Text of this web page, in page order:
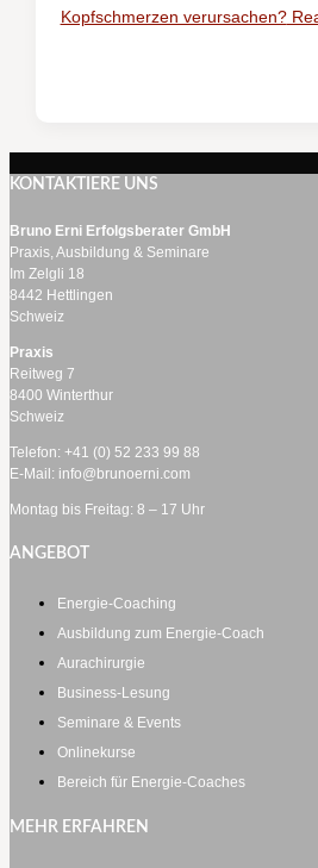
Kopfschmerzen verursachen?
KONTAKTIERE UNS
Bruno Erni Erfolgsberater GmbH
Praxis, Ausbildung & Seminare
Im Zelgli 18
8442 Hettlingen
Schweiz
Praxis
Reitweg 7
8400 Winterthur
Schweiz
Telefon: +41 (0) 52 233 99 88
E-Mail: info@brunoerni.com
Montag bis Freitag: 8 – 17 Uhr
ANGEBOT
Energie-Coaching
Ausbildung zum Energie-Coach
Aurachirurgie
Business-Lesung
Seminare & Events
Onlinekurse
Bereich für Energie-Coaches
MEHR ERFAHREN